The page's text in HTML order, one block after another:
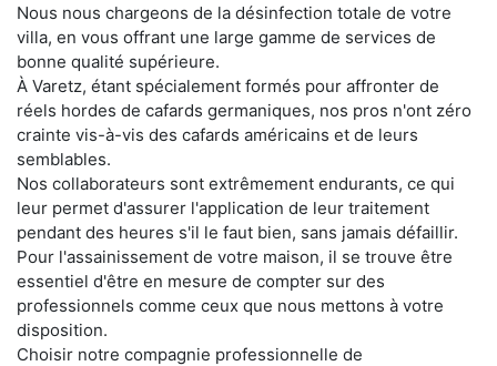
Nous nous chargeons de la désinfection totale de votre
villa, en vous offrant une large gamme de services de
bonne qualité supérieure.
À Varetz, étant spécialement formés pour affronter de
réels hordes de cafards germaniques, nos pros n'ont zéro
crainte vis-à-vis des cafards américains et de leurs
semblables.
Nos collaborateurs sont extrêmement endurants, ce qui
leur permet d'assurer l'application de leur traitement
pendant des heures s'il le faut bien, sans jamais défaillir.
Pour l'assainissement de votre maison, il se trouve être
essentiel d'être en mesure de compter sur des
professionnels comme ceux que nous mettons à votre
disposition.
Choisir notre compagnie professionnelle de